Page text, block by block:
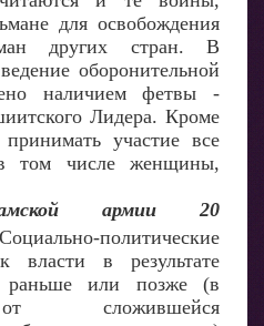
для освобождения
других стран. В
оборонительной
наличием фетвы -
Лидера. Кроме
участие все
том числе женщины,
армии 20
политические
власти в результате
раньше или позже (в
сложившейся